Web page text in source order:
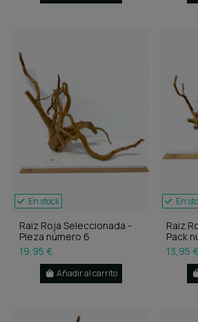
En stock
Raiz Roja Seleccionada -
Pieza número 6
19,95 €
Añadir al carrito
En
Raiz
Pack
13,95 €